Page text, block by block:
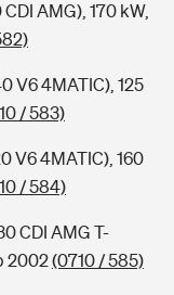
AMG), 170 kW,
V6 4MATIC), 125
/ 583)
V6 4MATIC), 160
/ 584)
CDI AMG T-
2002(0710 / 585)